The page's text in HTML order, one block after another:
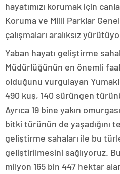
hayatımızı korumak için
Koruma ve Milli Parklar
çalışmaları aralıksız
Yaban hayatı geliştirme
Müdürlüğünün en önemli
olduğunu vurgulayan
490 kuş, 140 sürüngen
Ayrıca 19 bine yakın
bitki türünün de yaşadığını
geliştirme sahaları ile bu
geliştirilmesini sağlıyoruz.
milyon 165 bin 447 hektar